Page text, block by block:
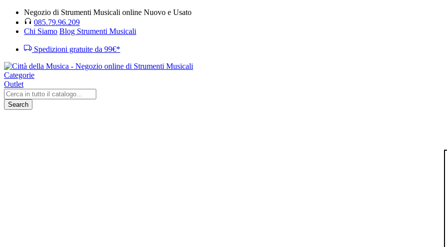
Negozio di Strumenti Musicali online Nuovo e Usato
085.79.96.209
Chi Siamo Blog Strumenti Musicali
Spedizioni gratuite da 99€*
Categorie
Outlet
Search